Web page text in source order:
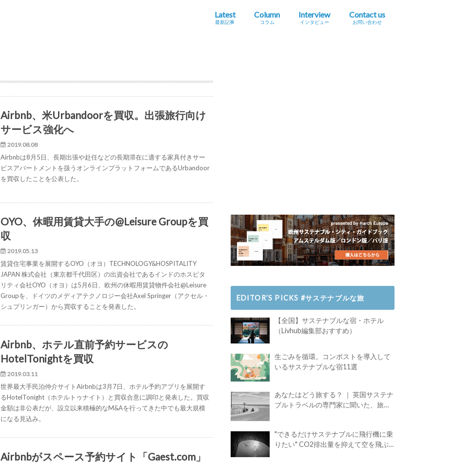
Latest
最新記事
Column
コラム
Interview
インタビュー
Contact us
お問い合わせ
Airbnb、米Urbandoorを買収。出張旅行向け
サービス強化へ
2019.08.08
Airbnbは8月5日、長期出張や赴任などの長期滞在に適する家具付きサー
ビスアパートメントを扱うオンラインプラットフォームであるUrbandoor
を買収したことを公表した。
OYO、休暇用賃貸大手の@Leisure Groupを買
収
2019.05.13
賃貸住宅事業を展開するOYO（オヨ）TECHNOLOGY&HOSPITALITY
JAPAN 株式会社（東京都千代田区）の出資会社であるインドのホスピタ
リティ会社OYO（オヨ）は5月6日、欧州の休暇用賃貸物件会社@Leisure
Groupを、ドイツのメディアテクノロジー会社Axel Springer（アクセル・
シュプリンガー）から買収することを発表した。
Airbnb、ホテル直前予約サービスの
HotelTonightを買収
2019.03.11
世界最大手民泊仲介サイトAirbnbは3月7日、ホテル予約アプリを展開す
るHotelTonight（ホテルトゥナイト）と買収合意に調印と発表した。買収
金額は非公表だが、設立以来積極的なM&Aを行ってきた中でも最大規模
になる見込み。
Airbnbがスペース予約サイト「Gaest.com」
EDITOR’S PICKS #サステナブルな旅
【全国】サステナブルな宿・ホテル
（Livhub編集部おすすめ）
生ごみを循環。コンポストを導入して
いるサステナブルな宿11選
あなたはどう旅する？ ｜ 英国サステナ
ブルトラベルの専門家に聞いた、旅の
"できるだけサステナブルに飛行機に乗
りたい" CO2排出量を抑えて空を飛ぶ